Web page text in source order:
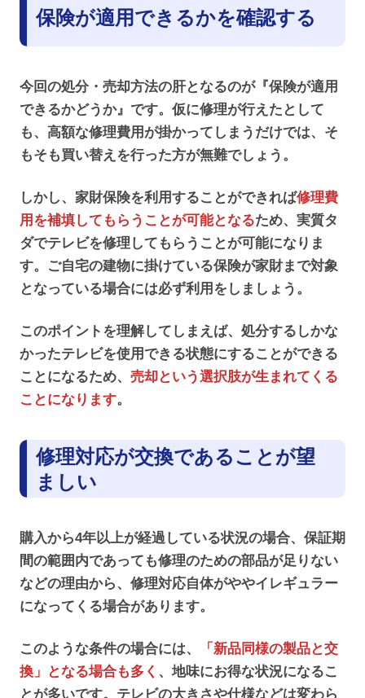
保険が適用できるかを確認する
今回の処分・売却方法の肝となるのが『保険が適用
できるかどうか』です。仮に修理が行えたとして
も、高額な修理費用が掛かってしまうだけでは、そ
もそも買い替えを行った方が無難でしょう。
しかし、家財保険を利用することができれば修理費
用を補填してもらうことが可能となるため、実質タ
ダでテレビを修理してもらうことが可能になりま
す。ご自宅の建物に掛けている保険が家財まで対象
となっている場合には必ず利用をしましょう。
このポイントを理解してしまえば、処分するしかな
かったテレビを使用できる状態にすることができる
ことになるため、 売却という選択肢が生まれてくる
ことになります。
修理対応が交換であることが望
ましい
購入から4年以上が経過している状況の場合、保証期
間の範囲内であっても修理のための部品が足りない
などの理由から、修理対応自体がややイレギュラー
になってくる場合があります。
このような条件の場合には、
「新品同様の製品と交
換」となる場合も多く 、地味にお得な状況になるこ
とが多いです。テレビの大きさや仕様などは変わら